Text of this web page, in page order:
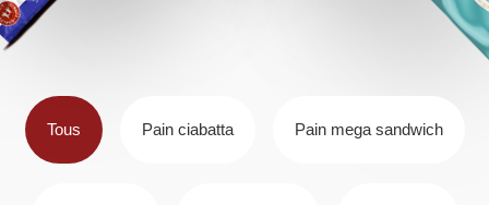
Tous Pain ciabatta Pain mega sandwich